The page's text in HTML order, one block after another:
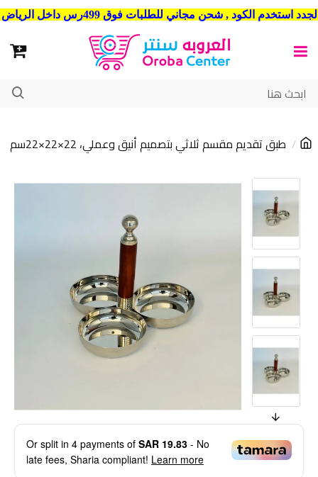
شحن مجاني للطلبات فوق 499رس داخل الرياض . وشحن الي جميع مدن المملكة العربية السعودية
طبق تقديم مقسم ثلاثي بتصميم أنيق وعملي، 22×22×22سم
Or split in 4 payments of SAR 19.83 - No
late fees, Sharia compliant! Learn more